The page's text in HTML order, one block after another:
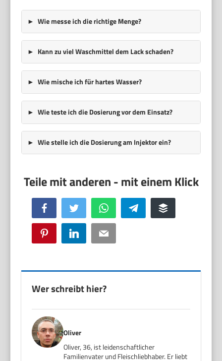
Wie messe ich die richtige Menge?
Kann zu viel Waschmittel dem Lack schaden?
Wie mische ich für hartes Wasser?
Wie teste ich die Dosierung vor dem Einsatz?
Wie stelle ich die Dosierung am Injektor ein?
Facebook Twitter WhatsApp Telegram Buffer
Pinterest LinkedIn Email
Wer schreibt hier?
Oliver
Oliver, 36, ist leidenschaftlicher
Familienvater und Fleischliebhaber. Er liebt